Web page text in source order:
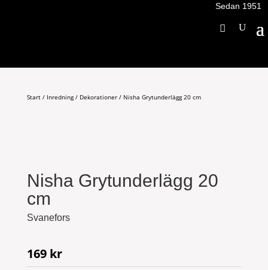
Sedan 1951
Start/ Inredning/ Dekorationer/ Nisha Grytunderlägg 20 cm
Nisha Grytunderlägg 20
cm
Svanefors
169 kr